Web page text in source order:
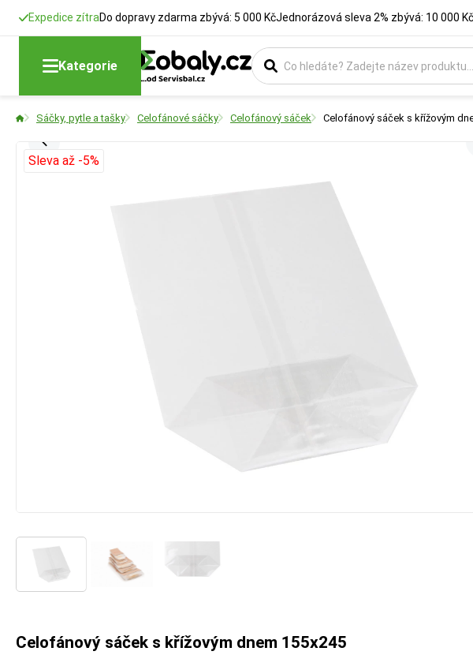
Expedice zítraDo dopravy zdarma zbývá: 5 000 KčJednorázová sleva 2% zbývá: 10 000 Kč
Kategorie
Sáčky, pytle a tašky Celofánové sáčky Celofánový sáček Celofánový sáček s křížovým
Sleva až -5%
Celofánový sáček s křížovým dnem 155x245